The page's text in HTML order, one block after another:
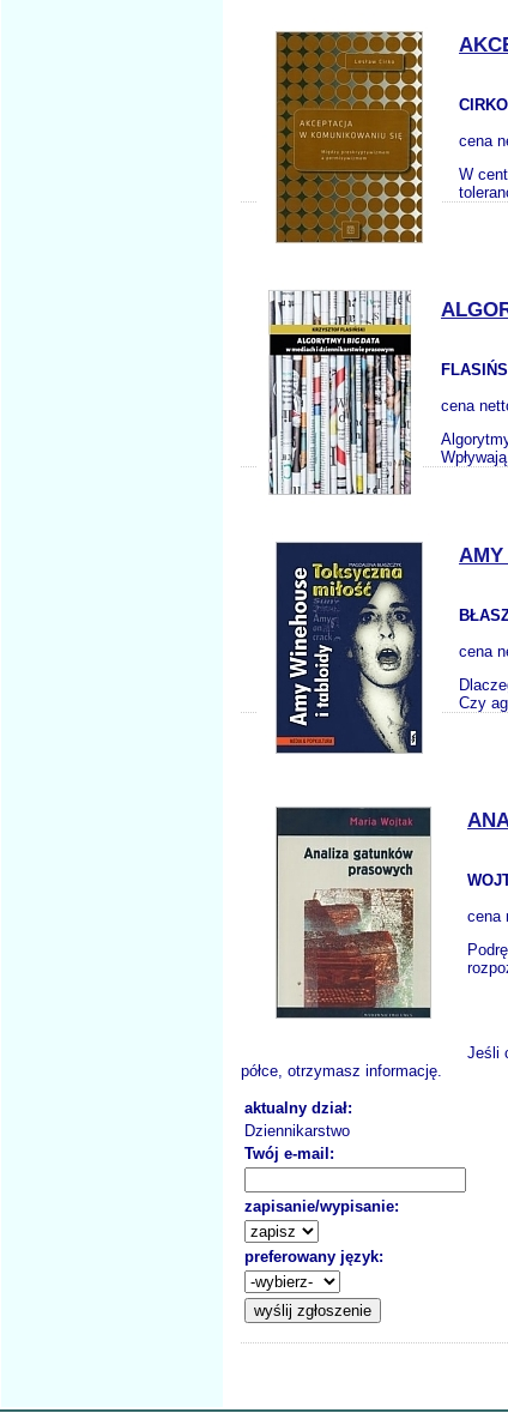
cena
W
cena
AMY
cena
Czy
cena
Jeśli
półce, otrzymasz informację.
aktualny dział:
Dziennikarstwo
Twój e-mail:
zapisanie/wypisanie:
preferowany język: